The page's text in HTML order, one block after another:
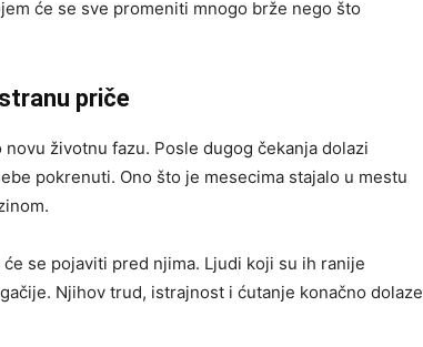
će se sve promeniti mnogo brže nego što
priče
životnu fazu. Posle dugog čekanja dolazi
pokrenuti. Ono što je mesecima stajalo u mestu
se pojaviti pred njima. Ljudi koji su ih ranije
Njihov trud, istrajnost i ćutanje konačno dolaze